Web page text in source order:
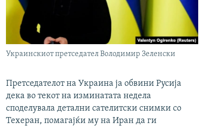
Украинскиот претседател Володимир Зеленски
Претседателот на Украина ја обвини Русија
дека во текот на изминатата недела
споделувала детални сателитски снимки со
Техеран, помагајќи му на Иран да ги